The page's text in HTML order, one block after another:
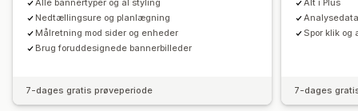
Alle bannertyper og al styling
Nedtællingsure og planlægning
Målretning mod sider og enheder
Brug foruddesignede bannerbilleder
7-dages gratis prøveperiode
Alt i Plus
Spor klik og
7-dages